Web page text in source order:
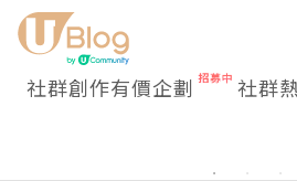
社群創作有價企劃 社群